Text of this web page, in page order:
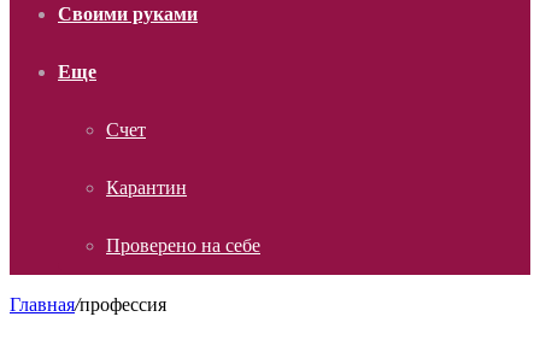
Своими руками
Еще
Счет
Карантин
Проверено на себе
Главная/профессия